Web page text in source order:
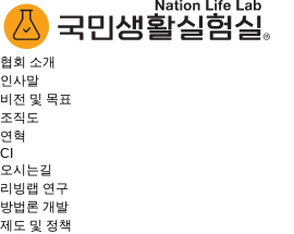
협회 소개
인사말
비전 및 목표
조직도
연혁
CI
오시는길
리빙랩 연구
방법론 개발
제도 및 정책